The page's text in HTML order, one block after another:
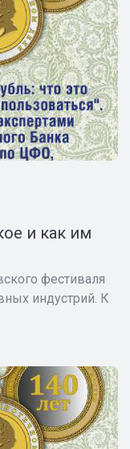
и как им
фестиваля
индустрий. К